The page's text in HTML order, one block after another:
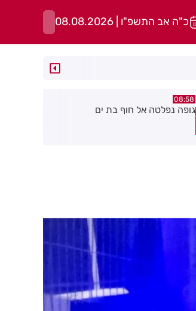
כ"ה אב התשפ"ו | 08.08.2026
08:29
חשד להצתה בשלושה מוקדים ברמת